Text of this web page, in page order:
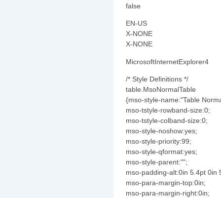
false
EN-US
X-NONE
X-NONE
MicrosoftInternetExplorer4
/* Style Definitions */
table.MsoNormalTable
{mso-style-name:"Table
mso-tstyle-rowband-size:0;
mso-tstyle-colband-size:0;
mso-style-noshow:yes;
mso-style-priority:99;
mso-style-qformat:yes;
mso-style-parent:"";
mso-padding-alt:0in 5.4pt 0in
mso-para-margin-top:0in;
mso-para-margin-right:0in;